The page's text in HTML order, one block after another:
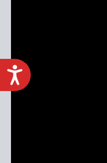
ACCESIBILIDAD